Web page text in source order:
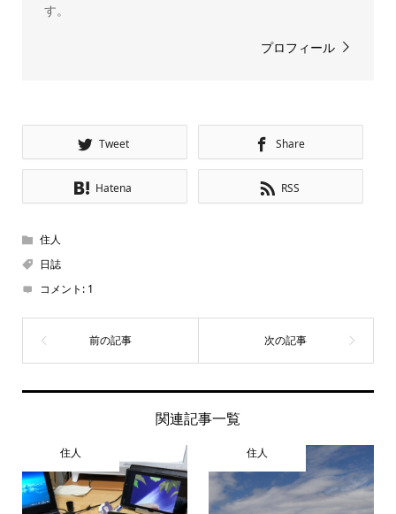
す。
プロフィール
Tweet Share
Hatena RSS
住人
日誌
コメント: 1
関連記事一覧
住人 住人